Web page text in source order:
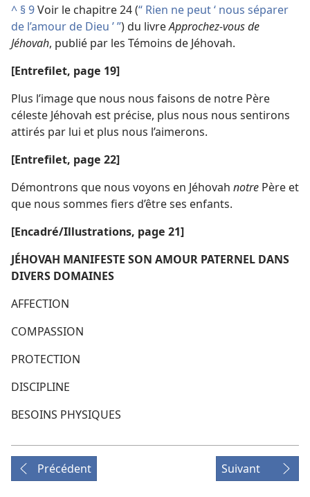
^ § 9Voir le chapitre 24 (“ Rien ne peut ‘ nous séparer
de l’amour de Dieu ’ ”) du livreApprochez-​vous de
Jéhovah, publié par les Témoins de Jéhovah.
[Entrefilet, page 19]
Plus l’image que nous nous faisons de notre Père
céleste Jéhovah est précise, plus nous nous sentirons
attirés par lui et plus nous l’aimerons.
[Entrefilet, page 22]
Démontrons que nous voyons en Jéhovah notre Père et
que nous sommes fiers d’être ses enfants.
[Encadré/Illustrations, page 21]
JÉHOVAH MANIFESTE SON AMOUR PATERNEL DANS
DIVERS DOMAINES
AFFECTION
COMPASSION
PROTECTION
DISCIPLINE
BESOINS PHYSIQUES
Précédent Suivant